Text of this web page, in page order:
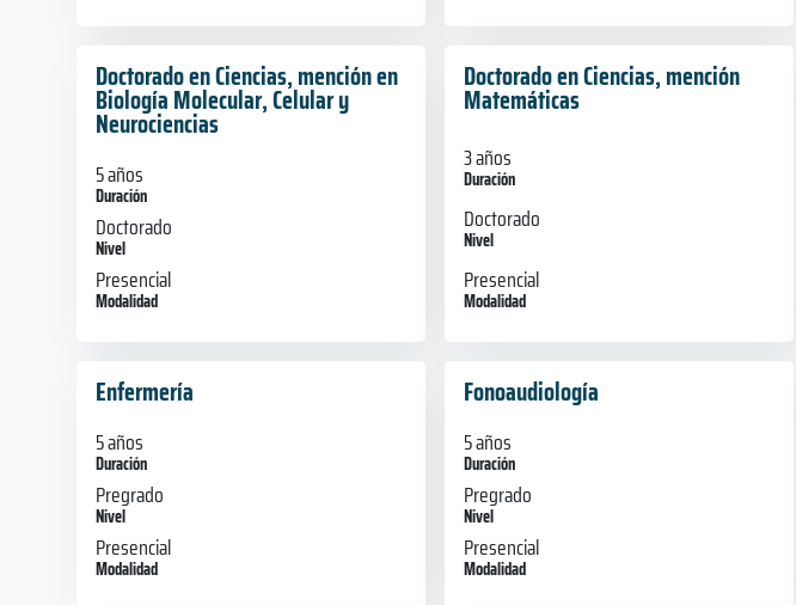
Doctorado en Ciencias, mención en
Biología Molecular, Celular y
Neurociencias
5 años
Duración
Doctorado
Nivel
Presencial
Modalidad
Doctorado en Ciencias, mención
Matemáticas
3 años
Duración
Doctorado
Nivel
Presencial
Modalidad
Enfermería
5 años
Duración
Pregrado
Nivel
Presencial
Modalidad
Fonoaudiología
5 años
Duración
Pregrado
Nivel
Presencial
Modalidad